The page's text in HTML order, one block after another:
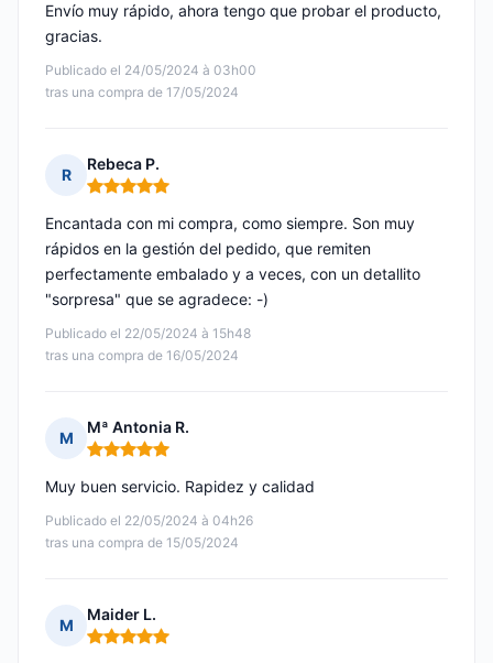
Publicado el 24/05/2024 à 03h00
tras una compra de 17/05/2024
Envío muy rápido, ahora tengo que probar el producto,
gracias.
R
Rebeca P.
Nota: 5 de 5
Publicado el 22/05/2024 à 15h48
tras una compra de 16/05/2024
Encantada con mi compra, como siempre. Son muy
rápidos en la gestión del pedido, que remiten
perfectamente embalado y a veces, con un detallito
"sorpresa" que se agradece: -)
M
Mª Antonia R.
Nota: 5 de 5
Publicado el 22/05/2024 à 04h26
tras una compra de 15/05/2024
Muy buen servicio. Rapidez y calidad
M
Maider L.
Nota: 5 de 5